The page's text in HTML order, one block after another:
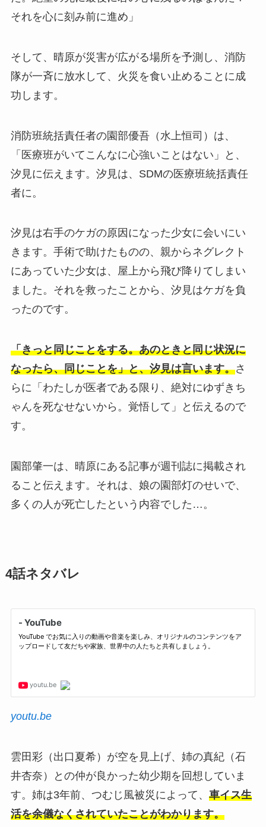
それを心に刻み前に進め」
そして、晴原が災害が広がる場所を予測し、消防
隊が一斉に放水して、火災を食い止めることに成
功します。
消防班統括責任者の園部優吾（水上恒司）は、
「医療班がいてこんなに心強いことはない」と、
汐見に伝えます。汐見は、SDMの医療班統括責任
者に。
汐見は右手のケガの原因になった少女に会いにい
きます。手術で助けたものの、親からネグレクト
にあっていた少女は、屋上から飛び降りてしまい
ました。それを救ったことから、汐見はケガを負
ったのです。
「きっと同じことをする。あのときと同じ状況に
なったら、同じことを」と、汐見は言います。さ
らに「わたしが医者である限り、絶対にゆずきち
ゃんを死なせないから。覚悟して」と伝えるので
す。
園部肇一は、晴原にある記事が週刊誌に掲載され
ること伝えます。それは、娘の園部灯のせいで、
多くの人が死亡したという内容でした…。
4話ネタバレ
youtu.be
雲田彩（出口夏希）が空を見上げ、姉の真紀（石
井杏奈）との仲が良かった幼少期を回想していま
す。姉は3年前、つむじ風被災によって、 車イス生
活を余儀なくされていたことがわかります。